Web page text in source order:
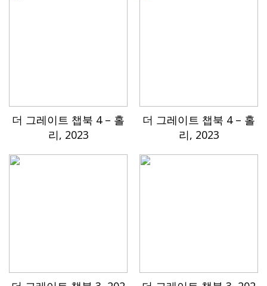
더 그레이트 챕북 4 – 홀
리, 2023
더 그레이트 챕북 4 – 홀
리, 2023